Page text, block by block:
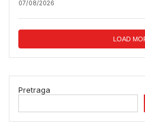
07/08/2026
LOAD
Pretraga